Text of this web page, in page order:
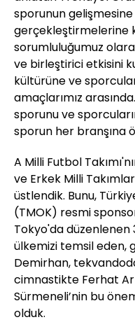
sporunun
gerçekleştirmelerine
sorumluluğumuz
ve birleştirici etkisini
kültürüne ve
amaçlarımız
sporunu ve
sporun her branşına
A Milli Futbol
ve Erkek Milli
üstlendik. Bunu,
(TMOK) resmi
Tokyo'da düzenlenen
ülkemizi temsil eden,
Demirhan,
cimnastikte Ferhat
Sürmeneli’nin bu
olduk.